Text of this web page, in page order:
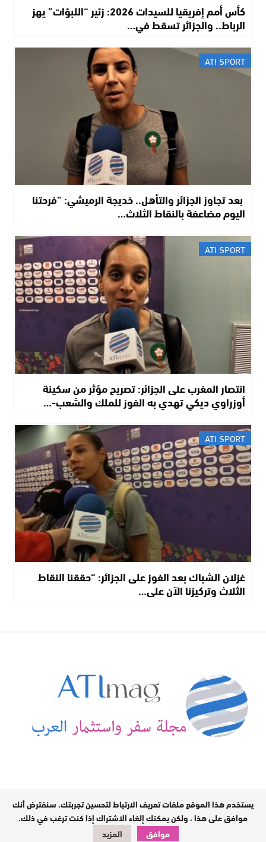
كأس أمم إفريقيا للسيدات 2026: زئير “اللبؤات” يهز
الرباط.. والجزائر تسقط في…
ATI SPORT
​ بعد تجاوز الجزائر والتأهل.. خديجة الرميشي: “فرحتنا
اليوم مضاعفة بالنقاط الثلاث…
ATI SPORT
انتصار المغرب على الجزائر: تصريح مؤثر من سكينة
أوزراوي ديكي تهدي به الفوز للملك والشعب-…
ATI SPORT
غزلان الشباك بعد الفوز على الجزائر: “حققنا النقاط
الثلاث وتركيزنا الآن على…
مدير النشر : بشرى شاكر / جميع الحقوق
محفوظة © 2026
تصميم وبرمجة
يستخدم هذا الموقع ملفات تعريف الارتباط لتحسين تجربتك. سنفترض أنك
موافق على هذا ، ولكن يمكنك إلغاء الاشتراك إذا كنت ترغب في ذلك.
موافق
المزيد